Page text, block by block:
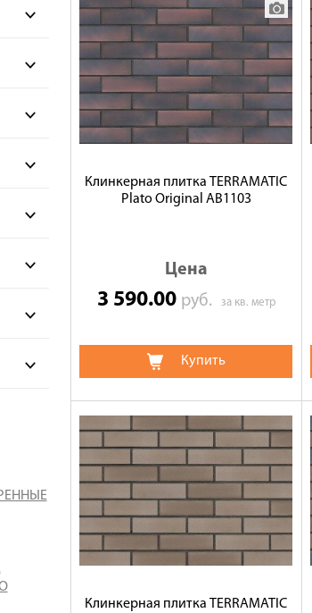
Клинкерная плитка TERRAMATIC
Plato Original АВ1103
Цена
3 590.00 руб. за кв. метр
Купить
Клинкерная плитка TERRAMATIC